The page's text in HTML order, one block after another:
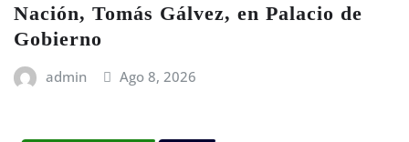
Nación, Tomás Gálvez, en Palacio de
Gobierno
admin Ago 8, 2026